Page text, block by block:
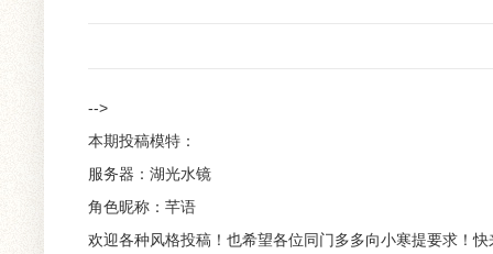
-->
本期投稿模特：
服务器：湖光水镜
角色昵称：芊语
欢迎各种风格投稿！也希望各位同门多多向小寒提要求！